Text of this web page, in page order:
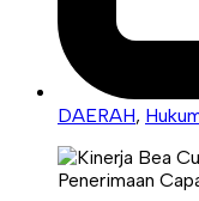
DAERAH,